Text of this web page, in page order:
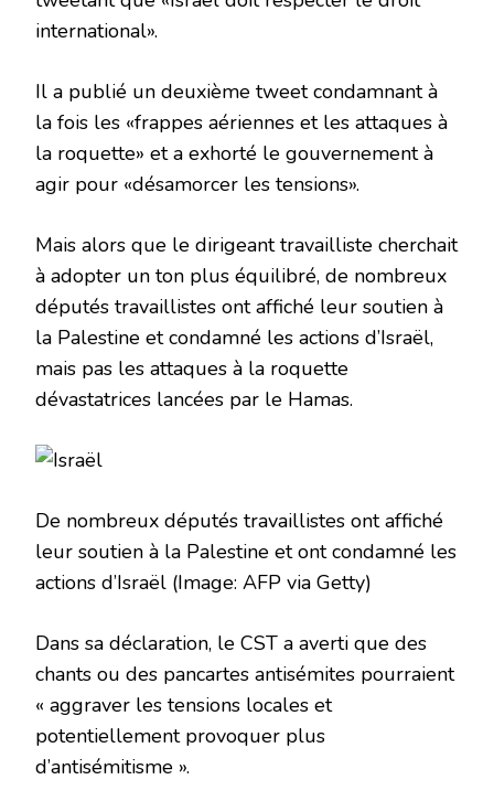
international».
Il a publié un deuxième tweet condamnant à
la fois les «frappes aériennes et les attaques à
la roquette» et a exhorté le gouvernement à
agir pour «désamorcer les tensions».
Mais alors que le dirigeant travailliste cherchait
à adopter un ton plus équilibré, de nombreux
députés travaillistes ont affiché leur soutien à
la Palestine et condamné les actions d’Israël,
mais pas les attaques à la roquette
dévastatrices lancées par le Hamas.
De nombreux députés travaillistes ont affiché
leur soutien à la Palestine et ont condamné les
actions d’Israël (Image: AFP via Getty)
Dans sa déclaration, le CST a averti que des
chants ou des pancartes antisémites pourraient
« aggraver les tensions locales et
potentiellement provoquer plus
d’antisémitisme ».